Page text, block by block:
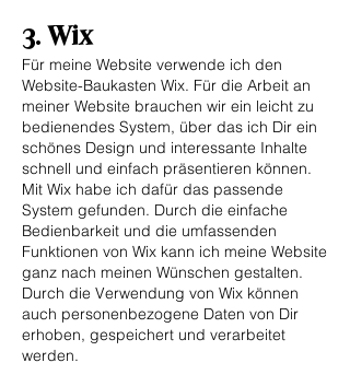
3. Wix
Für meine Website verwende ich den
Website-Baukasten Wix. Für die Arbeit an
meiner Website brauchen wir ein leicht zu
bedienendes System, über das ich Dir ein
schönes Design und interessante Inhalte
schnell und einfach präsentieren können.
Mit Wix habe ich dafür das passende
System gefunden. Durch die einfache
Bedienbarkeit und die umfassenden
Funktionen von Wix kann ich meine Website
ganz nach meinen Wünschen gestalten.
Durch die Verwendung von Wix können
auch personenbezogene Daten von Dir
erhoben, gespeichert und verarbeitet
werden.